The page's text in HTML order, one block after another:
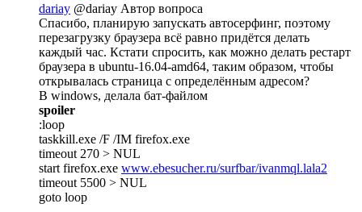
dariay @dariay Автор вопроса
Спасибо, планирую запускать автосерфинг, поэтому
перезагрузку браузера всё равно придётся делать
каждый час. Кстати спросить, как можно делать рестарт
браузера в ubuntu-16.04-amd64, таким образом, чтобы
открывалась страница с определённым адресом?
В windows, делала бат-файлом
spoiler
:loop
taskkill.exe /F /IM firefox.exe
timeout 270 > NUL
start firefox.exe www.ebesucher.ru/surfbar/ivanmql.lala2
timeout 5500 > NUL
goto loop